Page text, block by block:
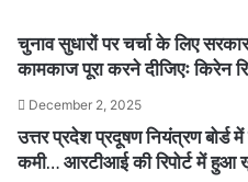
चुनाव सुधारों पर चर्चा के लिए
कामकाज पूरा करने दीजिएः किरेन
December 2, 2025
उत्तर प्रदेश प्रदूषण नियंत्रण बोर्ड में
कमी… आरटीआई की रिपोर्ट में हुआ